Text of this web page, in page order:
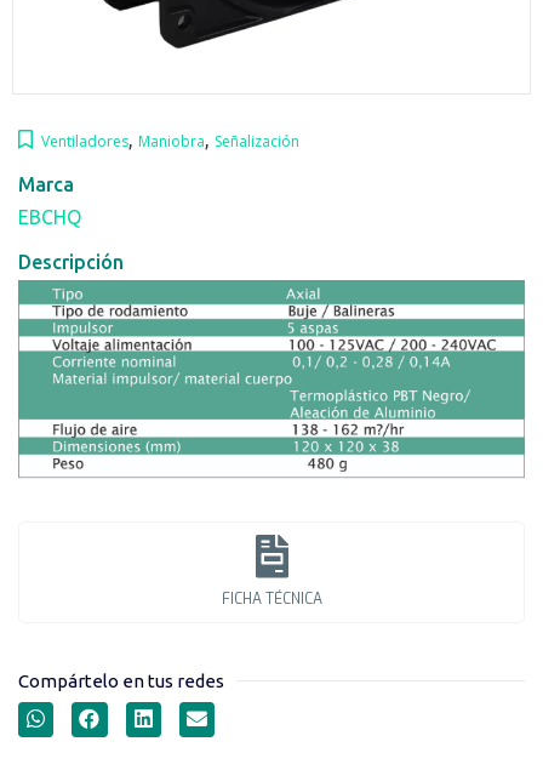
Ventiladores, Maniobra, Señalización
Marca
EBCHQ
Descripción
FICHA TÉCNICA
Compártelo en tus redes